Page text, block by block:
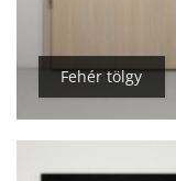
Fehér tölgy